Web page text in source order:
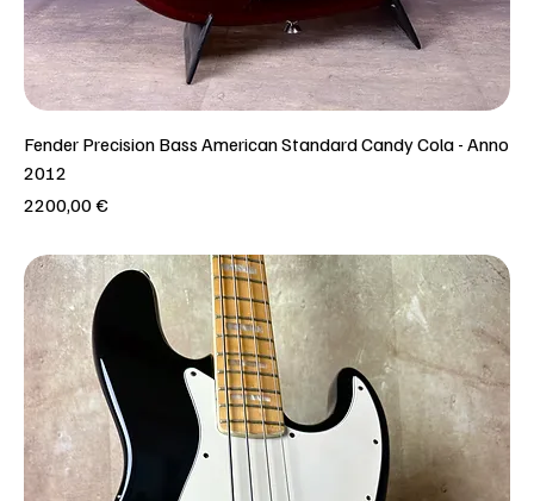
Fender Precision Bass American Standard Candy Cola - Anno
2012
Prezzo
2200,00 €